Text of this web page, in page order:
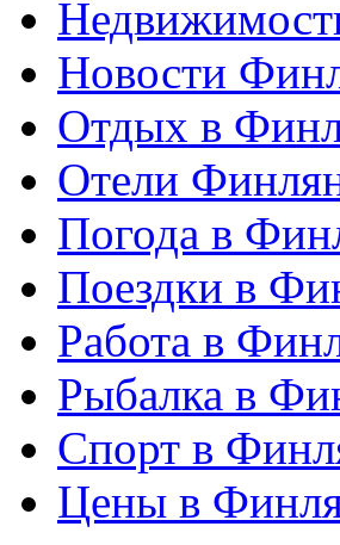
Новости
Отдых в
Отели
Погода в
Поездки в
Работа в
Рыбалка в
Спорт в
Цены в